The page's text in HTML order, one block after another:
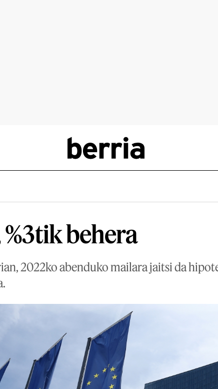
behera
2022ko abenduko mailara jaitsi da